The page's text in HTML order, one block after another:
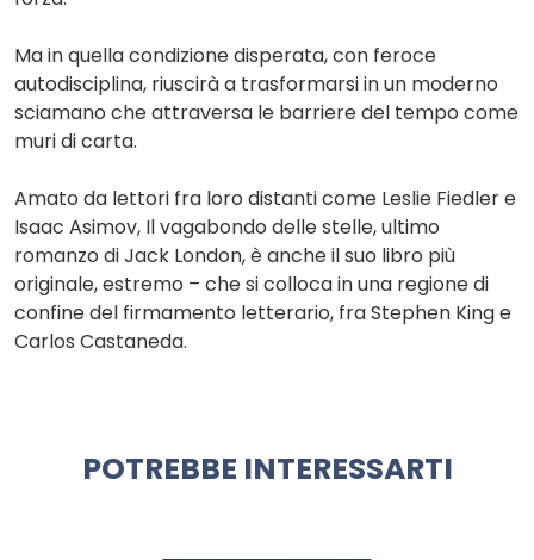
Ma in quella condizione disperata, con feroce
autodisciplina, riuscirà a trasformarsi in un moderno
sciamano che attraversa le barriere del tempo come
muri di carta.
Amato da lettori fra loro distanti come Leslie Fiedler e
Isaac Asimov, Il vagabondo delle stelle, ultimo
romanzo di Jack London, è anche il suo libro più
originale, estremo – che si colloca in una regione di
confine del firmamento letterario, fra Stephen King e
Carlos Castaneda.
POTREBBE INTERESSARTI